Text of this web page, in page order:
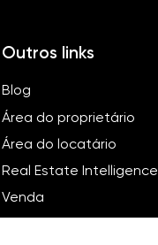
Outros links
Blog
Área do proprietário
Área do locatário
Real Estate Intelligence
Venda
Locação